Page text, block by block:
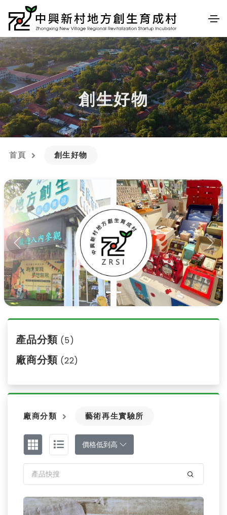
創生好物
首頁 創生好物
Previous Next
產品分類 (5)
廠商分類 (22)
廠商分類 藝術再生實驗所
價格低到高